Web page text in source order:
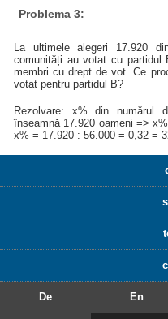
Problema 3:
La ultimele alegeri 17.920
comunități au votat cu partidul
membri cu drept de vot. Ce
votat pentru partidul B?
Rezolvare: x% din numărul
înseamnă 17.920 oameni =>
x% = 17.920 : 56.000 = 0,32 =
De En